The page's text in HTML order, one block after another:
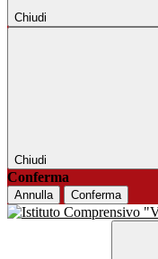
Chiudi
Chiudi
Conferma
Annulla Conferma